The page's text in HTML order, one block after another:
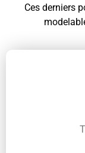
Ces derniers